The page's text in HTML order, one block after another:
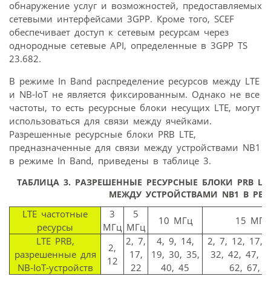
обнаружение услуг и возможностей, предоставляемых
сетевыми интерфейсами 3GPP. Кроме того, SCEF
обеспечивает доступ к сетевым ресурсам через
однородные сетевые API, определенные в 3GPP TS
23.682.
В режиме In Band распределение ресурсов между LTE
и NB-IoT не является фиксированным. Однако не все
частоты, то есть ресурсные блоки несущих LTE, могут
использоваться для связи между ячейками.
Разрешенные ресурсные блоки PRB LTE,
предназначенные для связи между устройствами NB1
в режиме In Band, приведены в таблице 3.
ТАБЛИЦА 3. РАЗРЕШЕННЫЕ РЕСУРСНЫЕ БЛОКИ PRB
МЕЖДУ УСТРОЙСТВАМИ NB1 В
LTE частотные
ресурсы
3
МГц
5
МГц
10 МГц
15 МГц
LTE PRB,
разрешенные для
NB-IoT-устройств
2,
12
2, 7,
17,
22
4, 9, 14,
19, 30, 35,
40, 45
2, 7, 12, 17,
32, 42, 47,
62, 67,